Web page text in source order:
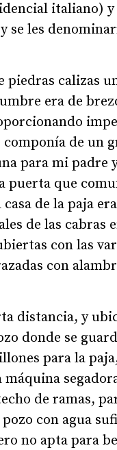
italiano) y
se les
piedras calizas
era de
de un
para mi padre
puerta que
de la paja
de las cabras
con las
con
distancia, y
donde se
para la
de ramas,
con agua
no apta para